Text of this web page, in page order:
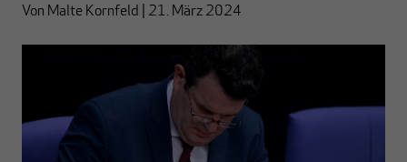
Von Malte Kornfeld 21. März 2024